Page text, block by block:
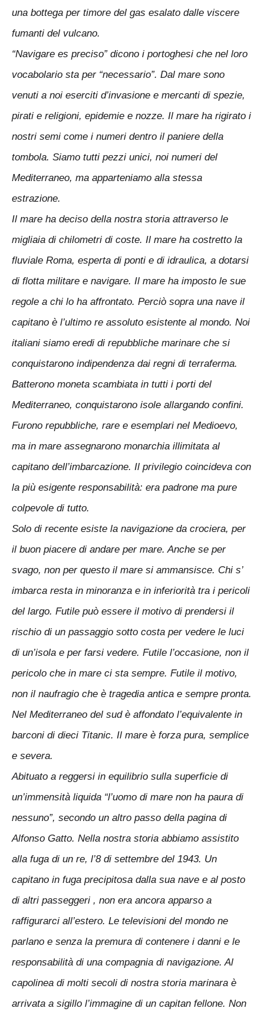
una bottega per timore del gas esalato dalle viscere
fumanti del vulcano.
“Navigare es preciso” dicono i portoghesi che nel loro
vocabolario sta per “necessario”. Dal mare sono
venuti a noi eserciti d’invasione e mercanti di spezie,
pirati e religioni, epidemie e nozze. Il mare ha rigirato i
nostri semi come i numeri dentro il paniere della
tombola. Siamo tutti pezzi unici, noi numeri del
Mediterraneo, ma apparteniamo alla stessa
estrazione.
Il mare ha deciso della nostra storia attraverso le
migliaia di chilometri di coste. Il mare ha costretto la
fluviale Roma, esperta di ponti e di idraulica, a dotarsi
di flotta militare e navigare. Il mare ha imposto le sue
regole a chi lo ha affrontato. Perciò sopra una nave il
capitano è l’ultimo re assoluto esistente al mondo. Noi
italiani siamo eredi di repubbliche marinare che si
conquistarono indipendenza dai regni di terraferma.
Batterono moneta scambiata in tutti i porti del
Mediterraneo, conquistarono isole allargando confini.
Furono repubbliche, rare e esemplari nel Medioevo,
ma in mare assegnarono monarchia illimitata al
capitano dell’imbarcazione. Il privilegio coincideva con
la più esigente responsabilità: era padrone ma pure
colpevole di tutto.
Solo di recente esiste la navigazione da crociera, per
il buon piacere di andare per mare. Anche se per
svago, non per questo il mare si ammansisce. Chi s’
imbarca resta in minoranza e in inferiorità tra i pericoli
del largo. Futile può essere il motivo di prendersi il
rischio di un passaggio sotto costa per vedere le luci
di un’isola e per farsi vedere. Futile l’occasione, non il
pericolo che in mare ci sta sempre. Futile il motivo,
non il naufragio che è tragedia antica e sempre pronta.
Nel Mediterraneo del sud è affondato l’equivalente in
barconi di dieci Titanic. Il mare è forza pura, semplice
e severa.
Abituato a reggersi in equilibrio sulla superficie di
un’immensità liquida “l’uomo di mare non ha paura di
nessuno”, secondo un altro passo della pagina di
Alfonso Gatto. Nella nostra storia abbiamo assistito
alla fuga di un re, l’8 di settembre del 1943. Un
capitano in fuga precipitosa dalla sua nave e al posto
di altri passeggeri , non era ancora apparso a
raffigurarci all’estero. Le televisioni del mondo ne
parlano e senza la premura di contenere i danni e le
responsabilità di una compagnia di navigazione. Al
capolinea di molti secoli di nostra storia marinara è
arrivata a sigillo l’immagine di un capitan fellone. Non